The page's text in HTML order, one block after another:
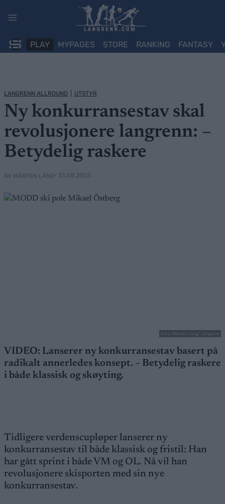
PLAY MYPAGES STORE RANKING FANTASY
LANGRENN ALLROUND UTSTYR
Ny konkurransestav skal
revolusjonere langrenn: –
Betydelig raskere
AV MÅRTEN LÅNG• 23.08.2023
Foto: Mårten Lång/ Längd.se
VIDEO: Lanserer ny konkurransestav basert på
radikalt annerledes konsept. – Betydelig raskere
i både klassisk og skøyting.
Tidligere verdenscupløper lanserer ny
konkurransestav til både klassisk og fristil: Han
har gått sprint i både VM og OL. Nå vil han
revolusjonere skisporten med sin nye
konkurransestav.